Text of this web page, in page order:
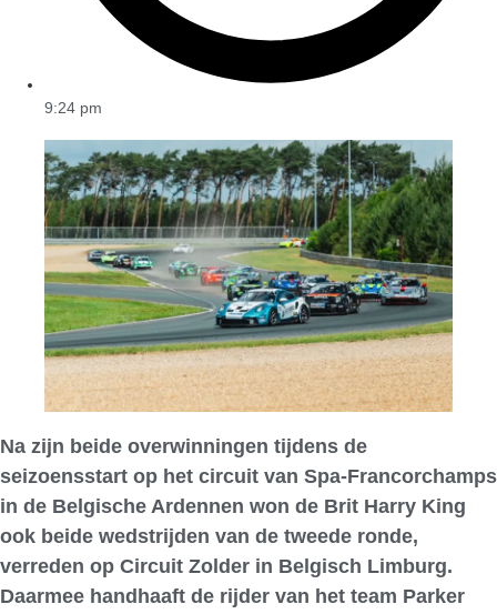
9:24 pm
Na zijn beide overwinningen tijdens de
seizoensstart op het circuit van Spa-Francorchamps
in de Belgische Ardennen won de Brit Harry King
ook beide wedstrijden van de tweede ronde,
verreden op Circuit Zolder in Belgisch Limburg.
Daarmee handhaaft de rijder van het team Parker